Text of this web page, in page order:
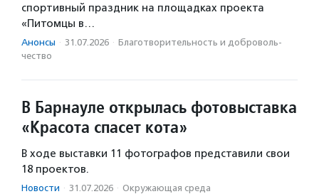
спортивный праздник на площадках проекта
«Питомцы в…
Анонсы · 31.07.2026 · Благотвори­тель­ность и доброволь­
чест­во
В Барнауле открылась фотовыставка
«Красота спасет кота»
В ходе выставки 11 фотографов представили свои
18 проектов.
Новости · 31.07.2026 · Окружающая среда